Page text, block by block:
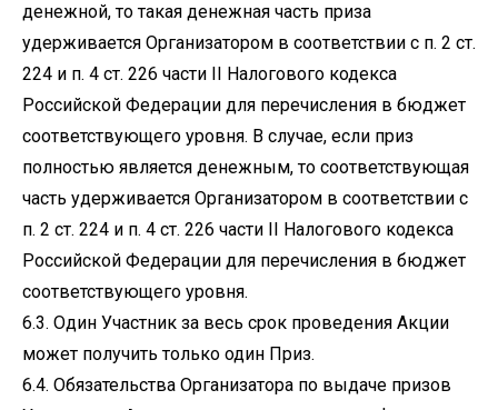
денежной, то такая денежная часть приза
удерживается Организатором в соответствии с п. 2 ст.
224 и п. 4 ст. 226 части II Налогового кодекса
Российской Федерации для перечисления в бюджет
соответствующего уровня. В случае, если приз
полностью является денежным, то соответствующая
часть удерживается Организатором в соответствии с
п. 2 ст. 224 и п. 4 ст. 226 части II Налогового кодекса
Российской Федерации для перечисления в бюджет
соответствующего уровня.
6.3. Один Участник за весь срок проведения Акции
может получить только один Приз.
6.4. Обязательства Организатора по выдаче призов